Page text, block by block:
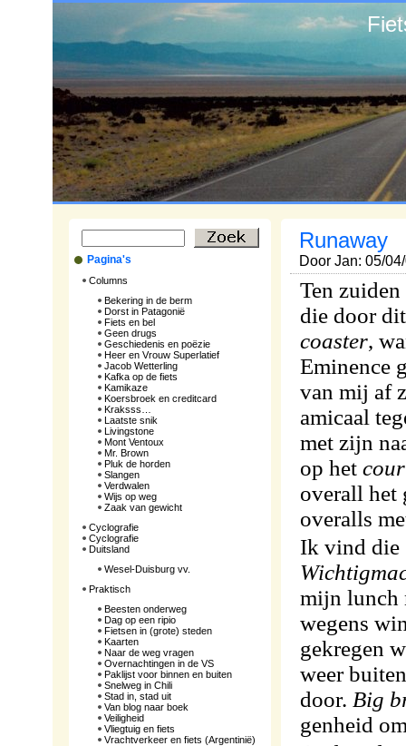
Pagina's
Columns
Bekering in de berm
Dorst in Patagonië
Fiets en bel
Geen drugs
Geschiedenis en poëzie
Heer en Vrouw Superlatief
Jacob Wetterling
Kafka op de fiets
Kamikaze
Koersbroek en creditcard
Kraksss…
Laatste snik
Livingstone
Mont Ventoux
Mr. Brown
Pluk de horden
Slangen
Verdwalen
Wijs op weg
Zaak van gewicht
Cyclografie
Cyclografie
Duitsland
Wesel-Duisburg vv.
Praktisch
Beesten onderweg
Dag op een ripio
Fietsen in (grote) steden
Kaarten
Naar de weg vragen
Overnachtingen in de VS
Paklijst voor binnen en buiten
Snelweg in Chili
Stad in, stad uit
Van blog naar boek
Veiligheid
Vliegtuig en fiets
Vrachtverkeer en fiets (Argentinië)
Runaway
Door Jan: 05/
Ten
die door
coaster,
Eminence
van mij af
amicaal
met zijn
op het
overall het
overalls
Ik vind die
mijn lunch
wegens
gekregen
weer
door. Big
gen­heid